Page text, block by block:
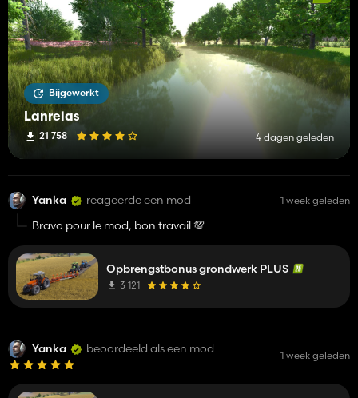
Bijgewerkt
Lanrelas
21 758 4 dagen geleden
Yanka reageerde een mod 1 week geleden
Bravo pour le mod, bon travail 💯
Opbrengstbonus grondwerk PLUS
3 121
Yanka beoordeeld als een mod 1 week geleden